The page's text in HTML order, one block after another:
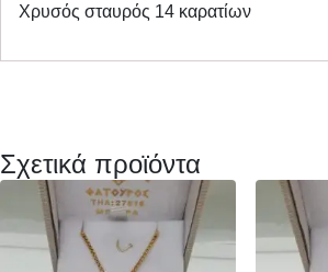
Χρυσός σταυρός 14 καρατίων
Σχετικά προϊόντα